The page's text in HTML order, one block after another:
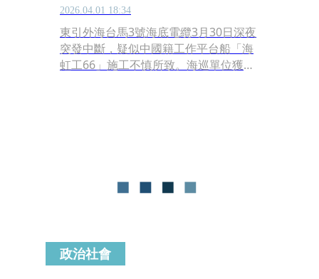
2026.04.01 18:34
東引外海台馬3號海底電纜3月30日深夜
突發中斷，疑似中國籍工作平台船「海
虹工66」施工不慎所致。海巡單位獲報
政治社會